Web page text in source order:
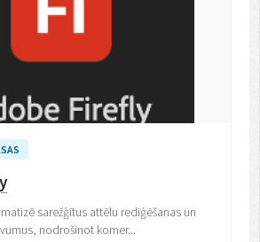
sarežģītus attēlu rediģēšanas un
nodrošinot komer...